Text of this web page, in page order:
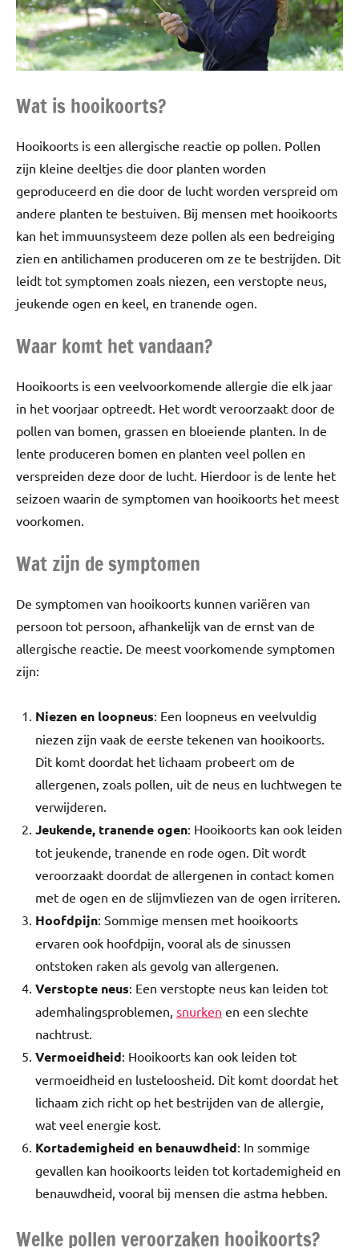
Wat is hooikoorts?
Hooikoorts is een allergische reactie op pollen. Pollen
zijn kleine deeltjes die door planten worden
geproduceerd en die door de lucht worden verspreid om
andere planten te bestuiven. Bij mensen met hooikoorts
kan het immuunsysteem deze pollen als een bedreiging
zien en antilichamen produceren om ze te bestrijden. Dit
leidt tot symptomen zoals niezen, een verstopte neus,
jeukende ogen en keel, en tranende ogen.
Waar komt het vandaan?
Hooikoorts is een veelvoorkomende allergie die elk jaar
in het voorjaar optreedt. Het wordt veroorzaakt door de
pollen van bomen, grassen en bloeiende planten. In de
lente produceren bomen en planten veel pollen en
verspreiden deze door de lucht. Hierdoor is de lente het
seizoen waarin de symptomen van hooikoorts het meest
voorkomen.
Wat zijn de symptomen
De symptomen van hooikoorts kunnen variëren van
persoon tot persoon, afhankelijk van de ernst van de
allergische reactie. De meest voorkomende symptomen
zijn:
Niezen en loopneus: Een loopneus en veelvuldig
niezen zijn vaak de eerste tekenen van hooikoorts.
Dit komt doordat het lichaam probeert om de
allergenen, zoals pollen, uit de neus en luchtwegen te
verwijderen.
Jeukende, tranende ogen: Hooikoorts kan ook leiden
tot jeukende, tranende en rode ogen. Dit wordt
veroorzaakt doordat de allergenen in contact komen
met de ogen en de slijmvliezen van de ogen irriteren.
Hoofdpijn: Sommige mensen met hooikoorts
ervaren ook hoofdpijn, vooral als de sinussen
ontstoken raken als gevolg van allergenen.
Verstopte neus: Een verstopte neus kan leiden tot
ademhalingsproblemen, snurken en een slechte
nachtrust.
Vermoeidheid: Hooikoorts kan ook leiden tot
vermoeidheid en lusteloosheid. Dit komt doordat het
lichaam zich richt op het bestrijden van de allergie,
wat veel energie kost.
Kortademigheid en benauwdheid: In sommige
gevallen kan hooikoorts leiden tot kortademigheid en
benauwdheid, vooral bij mensen die astma hebben.
Welke pollen veroorzaken hooikoorts?